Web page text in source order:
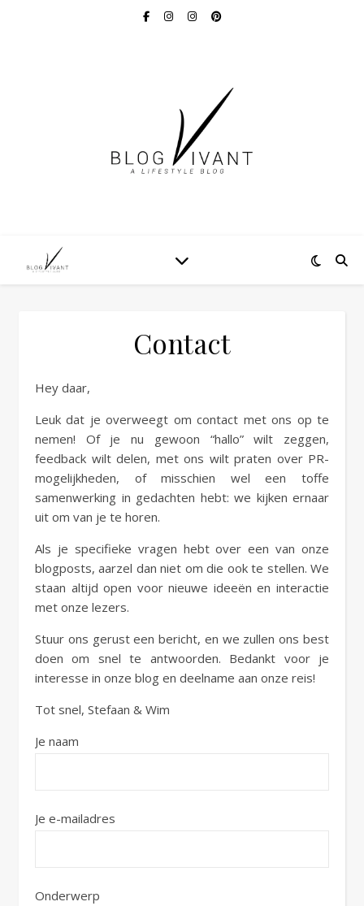
Contact
Hey daar,
Leuk dat je overweegt om contact met ons op te
nemen! Of je nu gewoon “hallo” wilt zeggen,
feedback wilt delen, met ons wilt praten over PR-
mogelijkheden, of misschien wel een toffe
samenwerking in gedachten hebt: we kijken ernaar
uit om van je te horen.
Als je specifieke vragen hebt over een van onze
blogposts, aarzel dan niet om die ook te stellen. We
staan altijd open voor nieuwe ideeën en interactie
met onze lezers.
Stuur ons gerust een bericht, en we zullen ons best
doen om snel te antwoorden. Bedankt voor je
interesse in onze blog en deelname aan onze reis!
Tot snel, Stefaan & Wim
Je naam
Je e-mailadres
Onderwerp